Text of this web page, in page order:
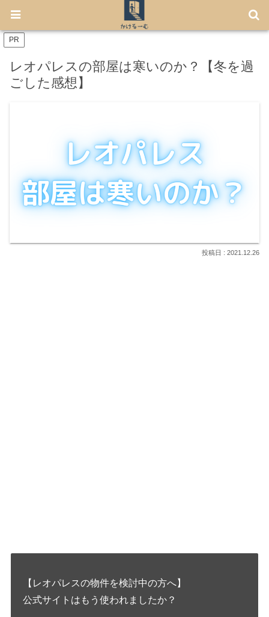
【7月から免許不要に！】電動キックボード「LUUP」の始め方
PR
レオパレスの部屋は寒いのか？【冬を過
ごした感想】
2021.12.26
【レオパレスの物件を検討中の方へ】
公式サイトはもう使われましたか？